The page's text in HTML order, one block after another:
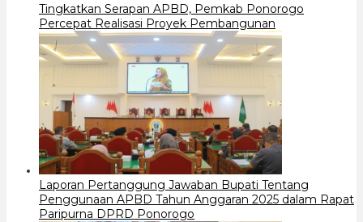
Tingkatkan Serapan APBD, Pemkab Ponorogo
Percepat Realisasi Proyek Pembangunan
Laporan Pertanggung Jawaban Bupati Tentang
Penggunaan APBD Tahun Anggaran 2025 dalam Rapat
Paripurna DPRD Ponorogo